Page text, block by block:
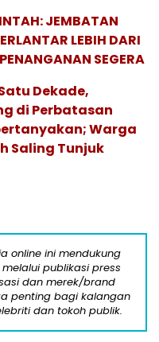
JEMBATAN
LEBIH DARI
SEGERA
Dekade,
di Perbatasan
Warga
Saling Tunjuk
online ini mendukung
publikasi press
dan merek/brand
penting bagi kalangan
dan tokoh publik.